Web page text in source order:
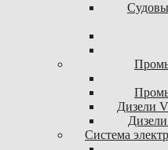
Дизели
Система